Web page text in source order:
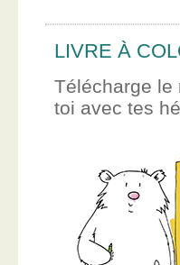
LIVRE À
Télécharge le
toi avec tes